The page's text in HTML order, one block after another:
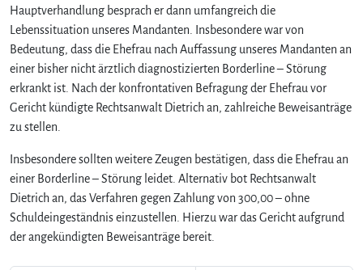
Hauptverhandlung besprach er dann umfangreich die
Lebenssituation unseres Mandanten. Insbesondere war von
Bedeutung, dass die Ehefrau nach Auffassung unseres Mandanten an
einer bisher nicht ärztlich diagnostizierten Borderline – Störung
erkrankt ist. Nach der konfrontativen Befragung der Ehefrau vor
Gericht kündigte Rechtsanwalt Dietrich an, zahlreiche Beweisanträge
zu stellen.
Insbesondere sollten weitere Zeugen bestätigen, dass die Ehefrau an
einer Borderline – Störung leidet. Alternativ bot Rechtsanwalt
Dietrich an, das Verfahren gegen Zahlung von 300,00 – ohne
Schuldeingeständnis einzustellen. Hierzu war das Gericht aufgrund
der angekündigten Beweisanträge bereit.